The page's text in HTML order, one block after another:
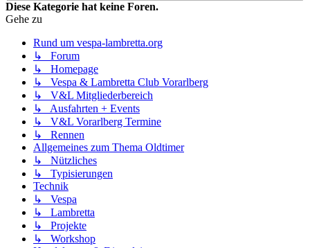
Diese Kategorie hat keine Foren.
Gehe zu
Rund um vespa-lambretta.org
↳ Forum
↳ Homepage
↳ Vespa & Lambretta Club Vorarlberg
↳ V&L Mitgliederbereich
↳ Ausfahrten + Events
↳ V&L Vorarlberg Termine
↳ Rennen
Allgemeines zum Thema Oldtimer
↳ Nützliches
↳ Typisierungen
Technik
↳ Vespa
↳ Lambretta
↳ Projekte
↳ Workshop